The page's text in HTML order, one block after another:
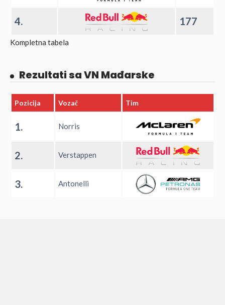
4. 177
Kompletna tabela
Rezultati sa VN Mađarske
Pozicija Vozač Tim
1. Norris
2. Verstappen
3. Antonelli